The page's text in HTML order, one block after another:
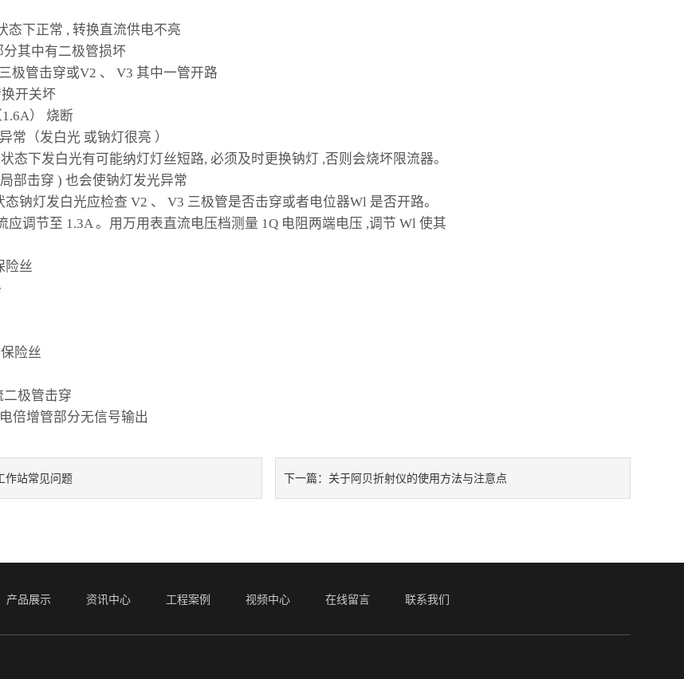
态下正常 , 转换直流供电不亮
其中有二极管损坏
管击穿或V2 、 V3 其中一管开路
开关坏
） 烧断
常（发白光 或钠灯很亮 ）
下发白光有可能纳灯灯丝短路, 必须及时更换钠灯 ,否则会烧坏限流器。
部击穿 ) 也会使钠灯发光异常
态钠灯发白光应检查 V2 、 V3 三极管是否击穿或者电位器Wl 是否开路。
应调节至 1.3A 。用万用表直流电压档测量 1Q 电阻两端电压 ,调节 Wl 使其
险丝
险丝
极管击穿
倍增管部分无信号输出
作站常见问题 下一篇： 关于阿贝折射仪的使用方法与注意点
产品展示 资讯中心 工程案例 视频中心 在线留言 联系我们